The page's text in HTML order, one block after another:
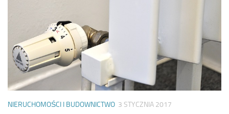
NIERUCHOMOŚCI I BUDOWNICTWO 3 STYCZNIA 2017